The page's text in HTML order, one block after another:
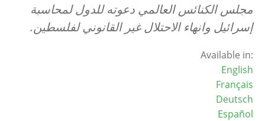
مجلس الكنائس العالمي دعوته للدول لمحاسبة
إسرائيل وانهاء الاحتلال غير القانوني لفلسطين.
Available in:
English
Français
Deutsch
Español